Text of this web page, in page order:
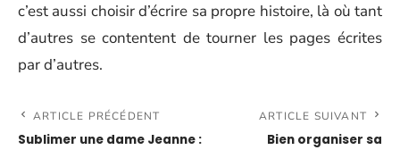
c’est aussi choisir d’écrire sa propre histoire, là où tant
d’autres se contentent de tourner les pages écrites
par d’autres.
ARTICLE PRÉCÉDENT
Sublimer une dame Jeanne :
ARTICLE SUIVANT
Bien organiser sa